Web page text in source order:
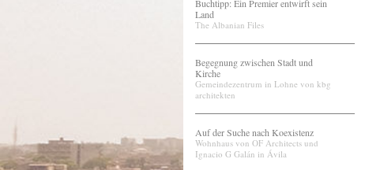
Buchtipp: Ein Premier entwirft sein
Land
The Albanian Files
Begegnung zwischen Stadt und
Kirche
Gemeindezentrum in Lohne von kbg
architekten
Auf der Suche nach Koexistenz
Wohnhaus von OF Architects und
Ignacio G Galán in Ávila